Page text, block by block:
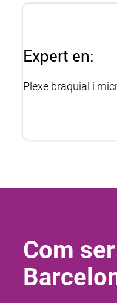
Expert en:
Plexe braquial i
Com